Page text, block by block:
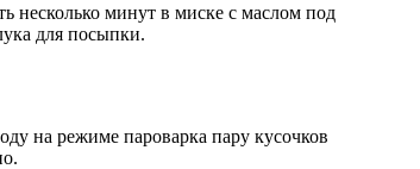
минут в миске с маслом под
для посыпки.
на режиме пароварка пару кусочков